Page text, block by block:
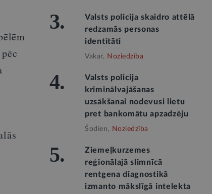
3.
Valsts policija skaidro attēlā
redzamās personas
identitāti
Vakar, Noziedzība
4.
Valsts policija
kriminālvajāšanas
uzsākšanai nodevusi lietu
pret bankomātu apzadzēju
Šodien, Noziedzība
5.
Ziemeļkurzemes
reģionālajā slimnīcā
rentgena diagnostikā
izmanto mākslīgā intelekta